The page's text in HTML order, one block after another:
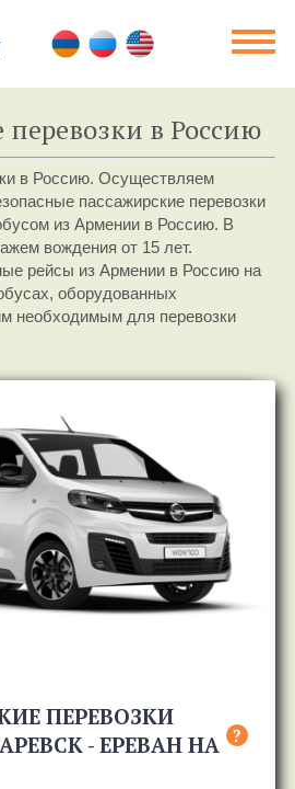
в Россию
в Россию. Осуществляем
пассажирские перевозки
из Армении в Россию. В
вождения от 15 лет.
рейсы из Армении в Россию на
оборудованных
необходимым для перевозки
ПЕРЕВОЗКИ
- ЕРЕВАН НА
?